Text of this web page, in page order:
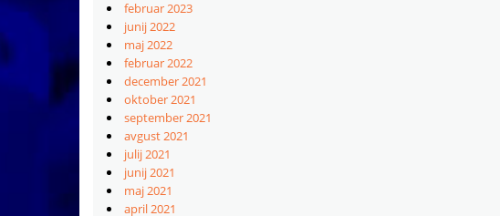
februar 2023
junij 2022
maj 2022
februar 2022
december 2021
oktober 2021
september 2021
avgust 2021
julij 2021
junij 2021
maj 2021
april 2021